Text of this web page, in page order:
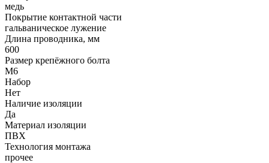
медь
Покрытие контактной части
гальваническое лужение
Длина проводника, мм
600
Размер крепёжного болта
М6
Набор
Нет
Наличие изоляции
Да
Материал изоляции
ПВХ
Технология монтажа
прочее